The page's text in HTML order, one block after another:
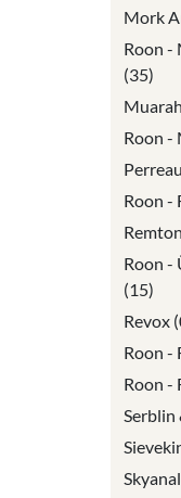
Mork
Roon -
(35)
Roon -
Roon -
Roon -
(15)
Revox
Roon -
Roon -
Serblin